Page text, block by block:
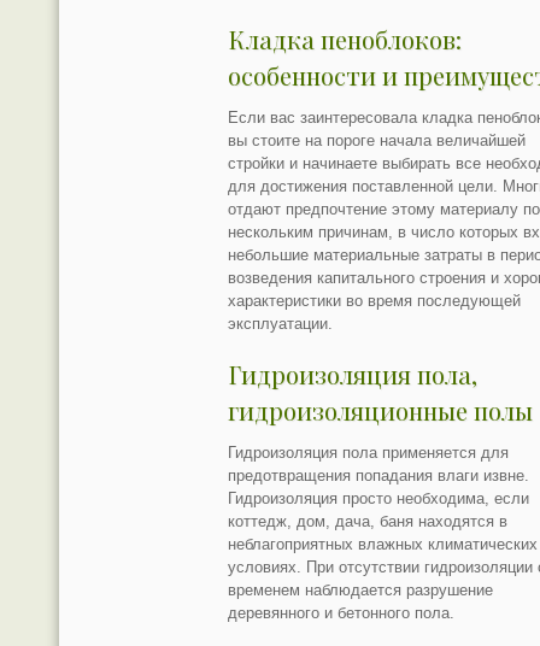
Кладка пеноблоков:
особенности и
Если вас заинтересовала кладка
вы стоите на пороге начала величайшей
стройки и начинаете выбирать все
для достижения поставленной цели.
отдают предпочтение этому материалу по
нескольким причинам, в число которых
небольшие материальные затраты в
возведения капитального строения и
характеристики во время последующей
эксплуатации.
Гидроизоляция пола,
гидроизоляционные полы
Гидроизоляция пола применяется для
предотвращения попадания влаги извне.
Гидроизоляция просто необходима, если
коттедж, дом, дача, баня находятся в
неблагоприятных влажных климатических
условиях. При отсутствии гидроизоляции
временем наблюдается разрушение
деревянного и бетонного пола.